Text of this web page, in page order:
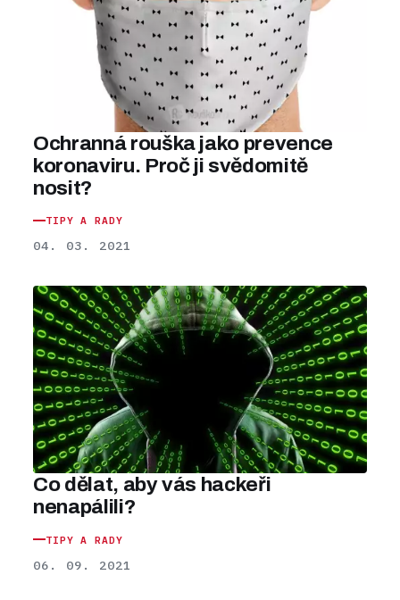
Ochranná rouška jako prevence
koronaviru. Proč ji svědomitě
nosit?
TIPY A RADY
04. 03. 2021
Co dělat, aby vás hackeři
nenapálili?
TIPY A RADY
06. 09. 2021